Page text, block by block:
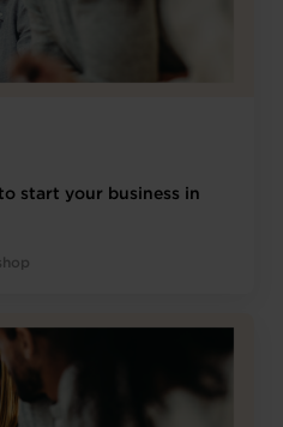
start your business in